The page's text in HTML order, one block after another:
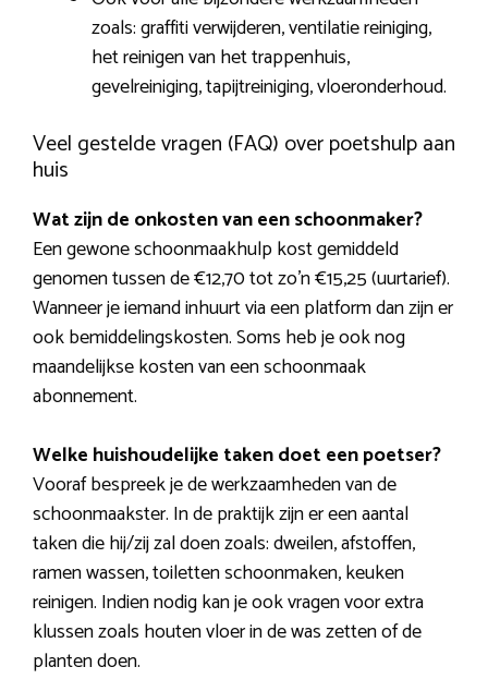
zoals: graffiti verwijderen, ventilatie reiniging,
het reinigen van het trappenhuis,
gevelreiniging, tapijtreiniging, vloeronderhoud.
Veel gestelde vragen (FAQ) over poetshulp aan
huis
Wat zijn de onkosten van een schoonmaker?
Een gewone schoonmaakhulp kost gemiddeld
genomen tussen de €12,70 tot zo’n €15,25 (uurtarief).
Wanneer je iemand inhuurt via een platform dan zijn er
ook bemiddelingskosten. Soms heb je ook nog
maandelijkse kosten van een schoonmaak
abonnement.
Welke huishoudelijke taken doet een poetser?
Vooraf bespreek je de werkzaamheden van de
schoonmaakster. In de praktijk zijn er een aantal
taken die hij/zij zal doen zoals: dweilen, afstoffen,
ramen wassen, toiletten schoonmaken, keuken
reinigen. Indien nodig kan je ook vragen voor extra
klussen zoals houten vloer in de was zetten of de
planten doen.